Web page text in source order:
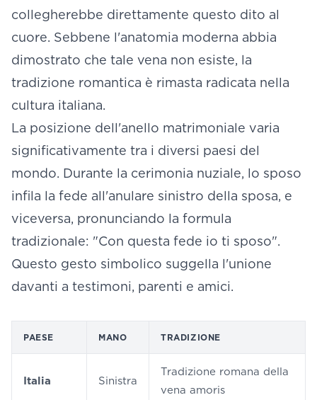
collegherebbe direttamente questo dito al
cuore. Sebbene l'anatomia moderna abbia
dimostrato che tale vena non esiste, la
tradizione romantica è rimasta radicata nella
cultura italiana.
La posizione dell'anello matrimoniale varia
significativamente tra i diversi paesi del
mondo. Durante la cerimonia nuziale, lo sposo
infila la fede all'anulare sinistro della sposa, e
viceversa, pronunciando la formula
tradizionale: "Con questa fede io ti sposo".
Questo gesto simbolico suggella l'unione
davanti a testimoni, parenti e amici.
PAESE MANO TRADIZIONE
Italia Sinistra
Tradizione romana della
vena amoris